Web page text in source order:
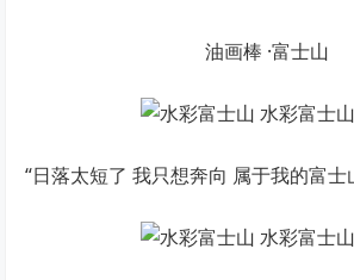
油画棒 ·富士山
“日落太短了 我只想奔向 属于我的富